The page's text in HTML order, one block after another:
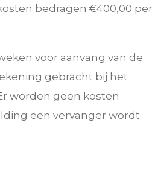
bedragen €400,00 per
voor aanvang van de
gebracht bij het
worden geen kosten
een vervanger wordt